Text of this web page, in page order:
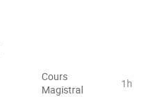
Cours
Magistral
1h